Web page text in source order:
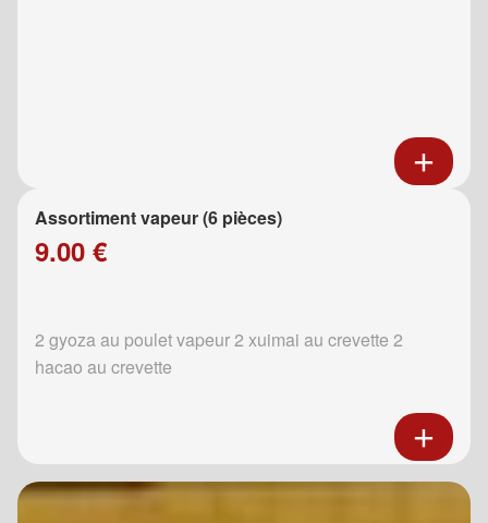
Assortiment vapeur (6 pièces)
9.00 €
2 gyoza au poulet vapeur 2 xuimai au crevette 2
hacao au crevette